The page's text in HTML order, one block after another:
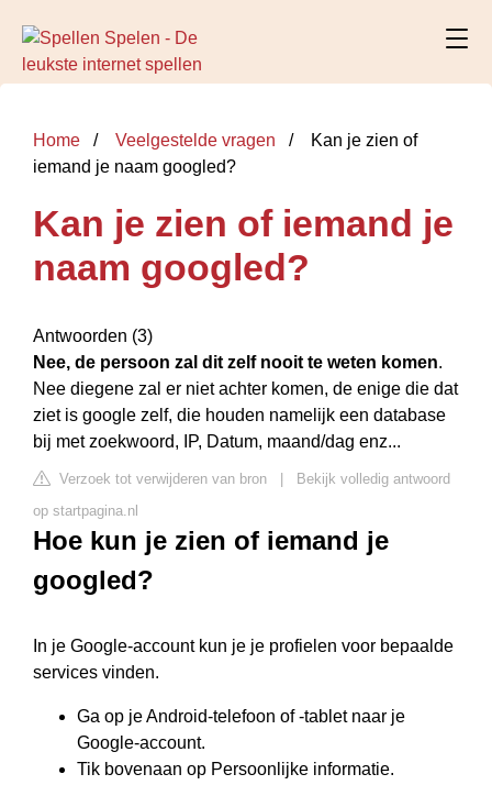
Home Veelgestelde vragen
Kan je zien of
iemand je naam googled?
Kan je zien of iemand je
naam googled?
Antwoorden (3)
Nee, de persoon zal dit zelf nooit te weten komen.
Nee diegene zal er niet achter komen, de enige die dat
ziet is google zelf, die houden namelijk een database
bij met zoekwoord, IP, Datum, maand/dag enz...
Verzoek tot verwijderen van bron
Bekijk volledig antwoord
op startpagina.nl
Hoe kun je zien of iemand je
googled?
In je Google-account kun je je profielen voor bepaalde
services vinden.
Ga op je Android-telefoon of -tablet naar je
Google-account.
Tik bovenaan op Persoonlijke informatie.